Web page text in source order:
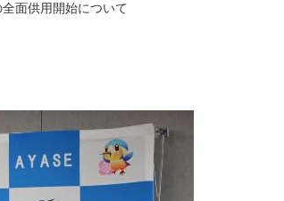
面供用開始について